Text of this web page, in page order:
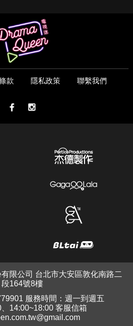
款 隱私政策 聯繫我們
限公司 台北市大安區敦化南路二
段164號8樓
服務時間：週一到週五
14:00~18:00 客服信箱